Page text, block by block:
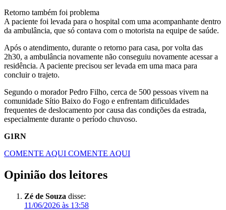
Retorno também foi problema
A paciente foi levada para o hospital com uma acompanhante dentro
da ambulância, que só contava com o motorista na equipe de saúde.
Após o atendimento, durante o retorno para casa, por volta das
2h30, a ambulância novamente não conseguiu novamente acessar a
residência. A paciente precisou ser levada em uma maca para
concluir o trajeto.
Segundo o morador Pedro Filho, cerca de 500 pessoas vivem na
comunidade Sítio Baixo do Fogo e enfrentam dificuldades
frequentes de deslocamento por causa das condições da estrada,
especialmente durante o período chuvoso.
G1RN
COMENTE AQUI COMENTE AQUI
Opinião dos leitores
Zé de Souza disse:
11/06/2026 às 13:58